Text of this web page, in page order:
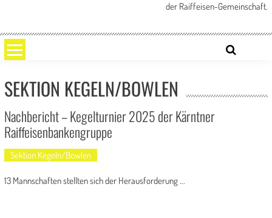
der Raiffeisen-Gemeinschaft.
SEKTION KEGELN/BOWLEN
Nachbericht – Kegelturnier 2025 der Kärntner
Raiffeisenbankengruppe
Sektion Kegeln/Bowlen
13 Mannschaften stellten sich der Herausforderung ...